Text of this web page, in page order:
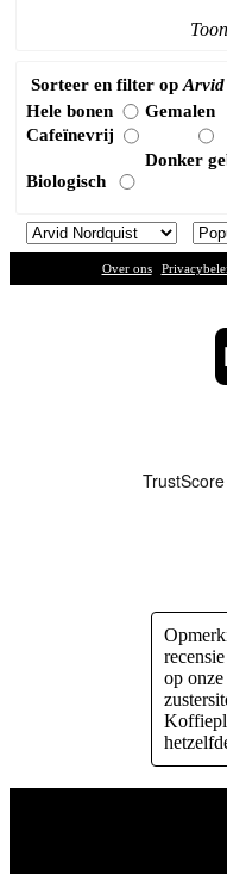
Sorteer en filter op
Hele bonen
Gemalen
Cafeïnevrij
Donker
Biologisch
Over ons|
op